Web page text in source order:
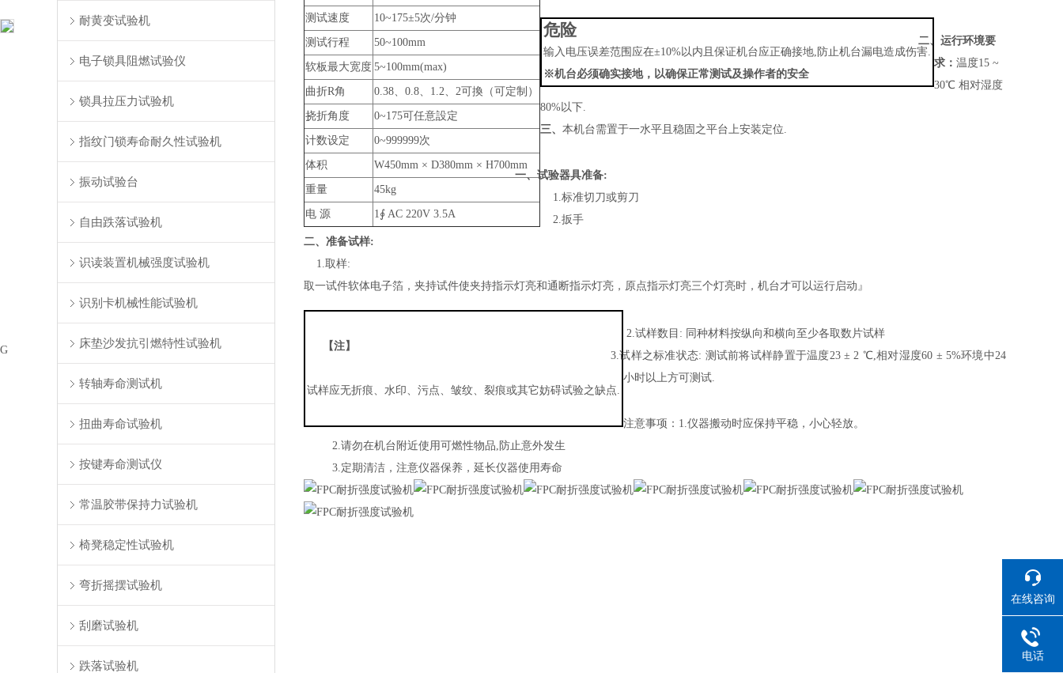
耐黄变试验机
电子锁具阻燃试验仪
锁具拉压力试验机
指纹门锁寿命耐久性试验机
振动试验台
自由跌落试验机
识读装置机械强度试验机
识别卡机械性能试验机
床垫沙发抗引燃特性试验机
转轴寿命测试机
扭曲寿命试验机
按键寿命测试仪
常温胶带保持力试验机
椅凳稳定性试验机
弯折摇摆试验机
刮磨试验机
跌落试验机
测试速度 10~175±5次/分钟
测试行程 50~100mm
软板最大宽度 5~100mm(max)
曲折R角 0.38、 0.8、 1.2、 2可換（可定制）
挠折角度 0~175可任意設定
计数设定 0~999999次
体积 W450mm × D380mm × H700mm
重量 45kg
电 源 1∮ AC 220V 3.5A
危险
输入电压误差范围应在±10%以内且保证机台应正确接地, 防止机台漏电造成伤害.
※机台必须确实接地，以确保正常测试及操作者的安全
二、运行环境要
求： 温度15 ~
30℃ 相对湿度
80%以下.
三、 本机台需置于一水平且稳固之平台上安装定位.
一、试验器具准备:
1.标准切刀或剪刀
2.扳手
二、准备试样:
1.取样:
取一试件软体电子箔，夹持试件使夹持指示灯亮和通断指示灯亮，原点指示灯亮三个灯亮时，机台才可以运行启动 』
G 【注】
试样应无折痕、水印、污点、皱纹、裂痕或其它妨碍试验之缺点.
2.试样数目: 同种材料按纵向和横向至少各取数片试样
3.试样之标准状态: 测试前将试样静置于温度23± 2 ℃,相对湿度60 ± 5%环境中24
小时以上方可测试.
注意事项： 1.仪器搬动时应保持平稳，小心轻放。
2.请勿在机台附近使用可燃性物品, 防止意外发生
3.定期清洁，注意仪器保养，延长仪器使用寿命
在线咨询
电话